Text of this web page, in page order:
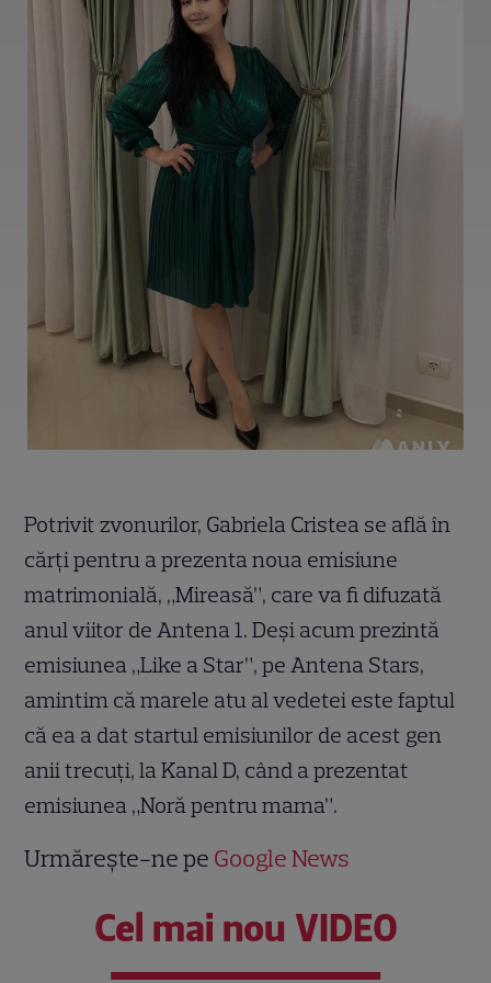
Potrivit zvonurilor, Gabriela Cristea se află în
cărți pentru a prezenta noua emisiune
matrimonială, „Mireasă”, care va fi difuzată
anul viitor de Antena 1. Deși acum prezintă
emisiunea „Like a Star”, pe Antena Stars,
amintim că marele atu al vedetei este faptul
că ea a dat startul emisiunilor de acest gen
anii trecuți, la Kanal D, când a prezentat
emisiunea „Noră pentru mama”.
Urmărește-ne pe Google News
Cel mai nou VIDEO